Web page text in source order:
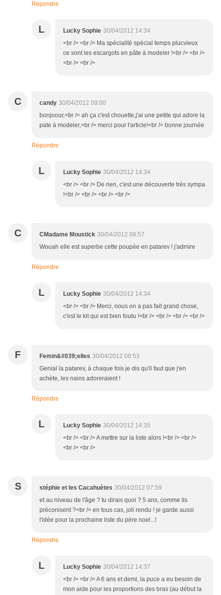
Répondre
L Lucky Sophie 30/04/2012 14:34
<br /> <br /> Ma spécialité spécial temps plucvieux
ce sont les escargots en pâte à modeler !<br /> <br />
<br /> <br />
C candy 30/04/2012 09:00
bonjoour,<br /> ah ça c'est chouette,j'ai une petite qui adore la
pate à modeler,<br /> merci pour l'article!<br /> bonne journée
Répondre
L Lucky Sophie 30/04/2012 14:34
<br /> <br /> De rien, c'est une découverte très sympa
!<br /> <br /> <br /> <br />
C CMadame Moustick 30/04/2012 08:57
Wouah elle est superbe cette poupée en patarev ! j'admire
Répondre
L Lucky Sophie 30/04/2012 14:34
<br /> <br /> Merci, nous on a pas fait grand chose,
c'est le kit qui est bien foutu !<br /> <br /> <br /> <br />
F Femin&#039;elles 30/04/2012 08:53
Genial la patarev, à chaque fois je dis qu'il faut que j'en
achète, les nains adoreraient !
Répondre
L Lucky Sophie 30/04/2012 14:35
<br /> <br /> A mettre sur la liste alors !<br /> <br />
<br /> <br />
S stéphie et les Cacahuètes 30/04/2012 07:59
et au niveau de l'âge ? tu dirais quoi ? 5 ans, comme ils
préconisent ?<br /> en tous cas, joli rendu ! je garde aussi
l'idée pour la prochaine liste du père noel...!
Répondre
L Lucky Sophie 30/04/2012 14:37
<br /> <br /> A 6 ans et demi, la puce a eu besoin de
mon aide pour les proportions des bras (au début la